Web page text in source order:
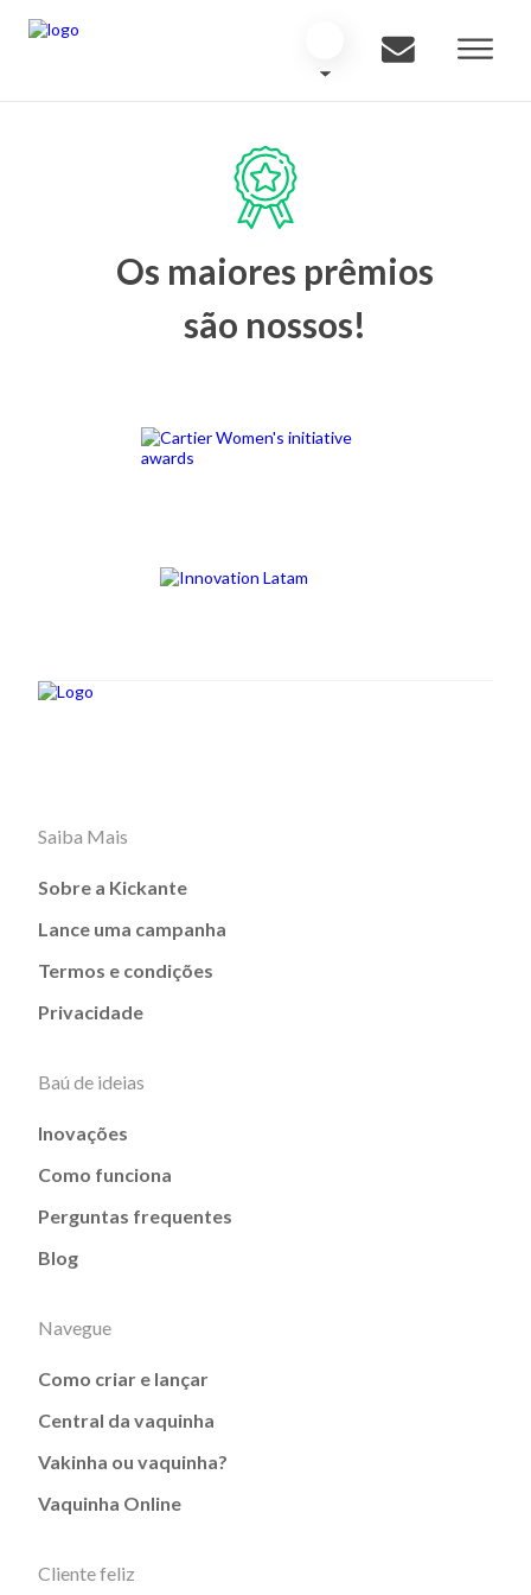
Os maiores prêmios
são nossos!
Saiba Mais
Sobre a Kickante
Lance uma campanha
Termos e condições
Privacidade
Baú de ideias
Inovações
Como funciona
Perguntas frequentes
Blog
Navegue
Como criar e lançar
Central da vaquinha
Vakinha ou vaquinha?
Vaquinha Online
Cliente feliz